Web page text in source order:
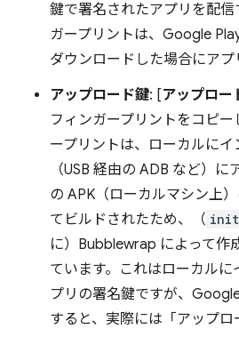
鍵で署名されたアプリを配
ガープリントは、Google
ダウンロードした場合にアプ
アップロード鍵: [アップロー
フィンガープリントをコピ
ープリントは、ローカルに
（USB 経由の ADB など）
の APK（ローカルマシン上
てビルドされたため、（ init
に）Bubblewrap によって作
ています。これはローカル
プリの署名鍵ですが、
すると、実際には「アップロ